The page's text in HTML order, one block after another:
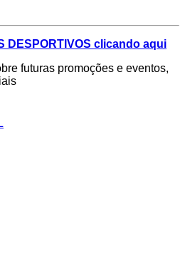
DESPORTIVOS clicando aqui
futuras promoções e eventos,